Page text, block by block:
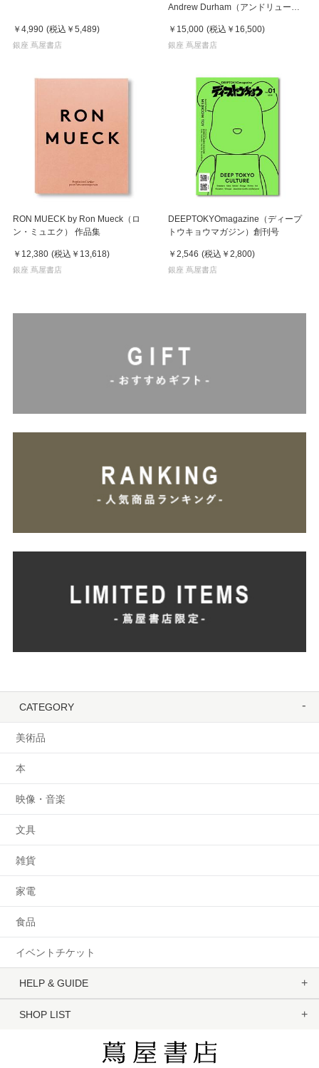
￥4,990 (税込 ￥5,489)
銀座 蔦屋書店
Andrew Durham（アンドリュー・
作品集
￥15,000 (税込 ￥16,500)
銀座 蔦屋書店
RON MUECK by Ron Mueck（ロ
ン・ミュエク） 作品集
￥12,380 (税込 ￥13,618)
銀座 蔦屋書店
DEEPTOKYOmagazine（ディープ
トウキョウマガジン）創刊号
￥2,546 (税込 ￥2,800)
銀座 蔦屋書店
CATEGORY
美術品
本
映像・音楽
文具
雑貨
家電
食品
イベントチケット
HELP & GUIDE
SHOP LIST